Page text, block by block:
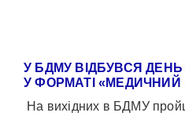
У БДМУ ВІДБУВСЯ
У ФОРМАТІ «МЕДИЧНИЙ
На вихідних в БДМУ